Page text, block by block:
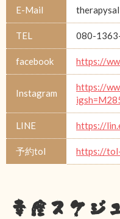
E-Mail
TEL 080-
facebook https://
Instagram
https://
LINE https://
予約tol https://
幸座スケジ